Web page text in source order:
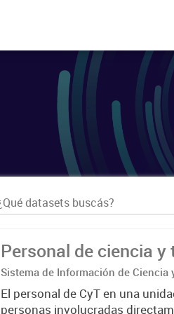
Personal de ciencia
Sistema de Información de Ciencia
El personal de CyT en una
personas involucradas